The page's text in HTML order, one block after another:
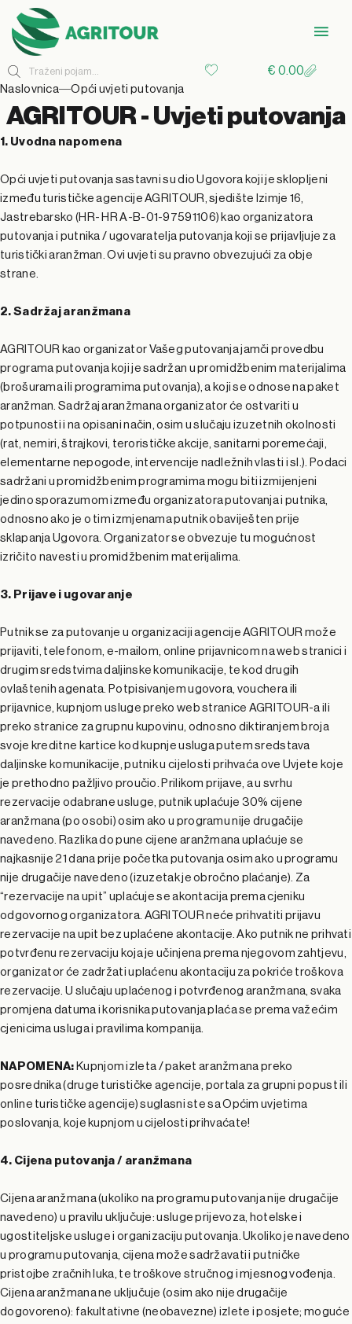
€ 0.00
Naslovnica Opći uvjeti putovanja
AGRITOUR - Uvjeti putovanja
1. Uvodna napomena
Opći uvjeti putovanja sastavni su dio Ugovora koji je sklopljeni
između turističke agencije AGRITOUR, sjedište Izimje 16,
Jastrebarsko (HR- HR A-B-01-97591106) kao organizatora
putovanja i putnika / ugovaratelja putovanja koji se prijavljuje za
turistički aranžman. Ovi uvjeti su pravno obvezujući za obje
strane.
2. Sadržaj aranžmana
AGRITOUR kao organizator Vašeg putovanja jamči provedbu
programa putovanja koji je sadržan u promidžbenim materijalima
(brošurama ili programima putovanja), a koji se odnose na paket
aranžman. Sadržaj aranžmana organizator će ostvariti u
potpunosti i na opisani način, osim u slučaju izuzetnih okolnosti
(rat, nemiri, štrajkovi, terorističke akcije, sanitarni poremećaji,
elementarne nepogode, intervencije nadležnih vlasti i sl.). Podaci
sadržani u promidžbenim programima mogu biti izmijenjeni
jedino sporazumom između organizatora putovanja i putnika,
odnosno ako je o tim izmjenama putnik obaviješten prije
sklapanja Ugovora. Organizator se obvezuje tu mogućnost
izričito navesti u promidžbenim materijalima.
3. Prijave i ugovaranje
Putnik se za putovanje u organizaciji agencije AGRITOUR može
prijaviti, telefonom, e-mailom, online prijavnicom na web stranici i
drugim sredstvima daljinske komunikacije, te kod drugih
ovlaštenih agenata. Potpisivanjem ugovora, vouchera ili
prijavnice, kupnjom usluge preko web stranice AGRITOUR-a ili
preko stranice za grupnu kupovinu, odnosno diktiranjem broja
svoje kreditne kartice kod kupnje usluga putem sredstava
daljinske komunikacije, putnik u cijelosti prihvaća ove Uvjete koje
je prethodno pažljivo proučio. Prilikom prijave, a u svrhu
rezervacije odabrane usluge, putnik uplaćuje 30% cijene
aranžmana (po osobi) osim ako u programu nije drugačije
navedeno. Razlika do pune cijene aranžmana uplaćuje se
najkasnije 21 dana prije početka putovanja osim ako u programu
nije drugačije navedeno (izuzetak je obročno plaćanje). Za
“rezervacije na upit” uplaćuje se akontacija prema cjeniku
odgovornog organizatora. AGRITOUR neće prihvatiti prijavu
rezervacije na upit bez uplaćene akontacije. Ako putnik ne prihvati
potvrđenu rezervaciju koja je učinjena prema njegovom zahtjevu,
organizator će zadržati uplaćenu akontaciju za pokriće troškova
rezervacije. U slučaju uplaćenog i potvrđenog aranžmana, svaka
promjena datuma i korisnika putovanja plaća se prema važećim
cjenicima usluga i pravilima kompanija.
NAPOMENA: Kupnjom izleta / paket aranžmana preko
posrednika (druge turističke agencije, portala za grupni popust ili
online turističke agencije) suglasni ste sa Općim uvjetima
poslovanja, koje kupnjom u cijelosti prihvaćate!
4. Cijena putovanja / aranžmana
Cijena aranžmana (ukoliko na programu putovanja nije drugačije
navedeno) u pravilu uključuje: usluge prijevoza, hotelske i
ugostiteljske usluge i organizaciju putovanja. Ukoliko je navedeno
u programu putovanja, cijena može sadržavati i putničke
pristojbe zračnih luka, te troškove stručnog i mjesnog vođenja.
Cijena aranžmana ne uključuje (osim ako nije drugačije
dogovoreno): fakultativne (neobavezne) izlete i posjete; moguće